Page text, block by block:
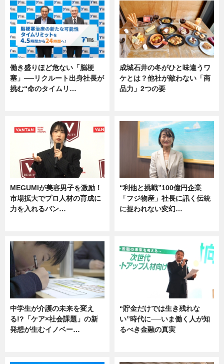
働き盛りほど危ない「脳梗
塞」──リクルート出身社長が
挑む“命のタイムリ…
成城石井の冬がひと味違うワ
ケとは？他社が敵わない「商
品力」2つの要
MEGUMIが美容男子を激励！
市場拡大でプロ人材の育成に
力を入れるバン…
“利他と挑戦”100億円企業
「フジ物産」社長に訊く伝統
に捉われない変幻…
中学生が介護の未来を変え
る!?「ケア×社会課題」の新
発想が生むイノベー…
“貯金だけでは生き残れな
い”時代に──いま働く人が知
るべき金融の真実